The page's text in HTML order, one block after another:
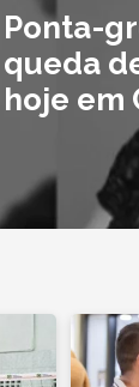
Ponta-
queda
hoje em